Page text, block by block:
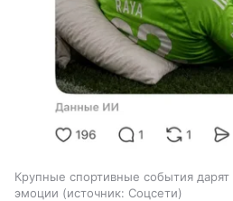
Крупные спортивные события
эмоции
источник: Соцсети